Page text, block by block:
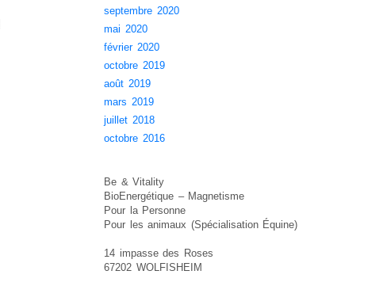
septembre 2020
mai 2020
février 2020
octobre 2019
août 2019
mars 2019
juillet 2018
octobre 2016
Be & Vitality
BioEnergétique – Magnetisme
Pour la Personne
Pour les animaux (Spécialisation Équine)
14 impasse des Roses
67202 WOLFISHEIM